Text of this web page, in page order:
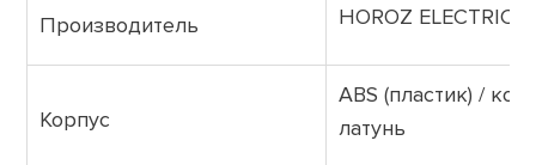
Производитель HOROZ ELECTRIC
Корпус
ABS (пластик) /
латунь